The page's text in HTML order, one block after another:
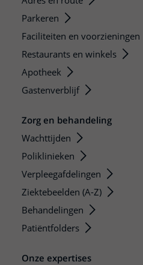
Parkeren
Faciliteiten en voorzieningen
Restaurants en winkels
Apotheek
Gastenverblijf
Zorg en behandeling
Wachttijden
Poliklinieken
Verpleegafdelingen
Ziektebeelden (A-Z)
Behandelingen
Patiëntfolders
Onze expertises